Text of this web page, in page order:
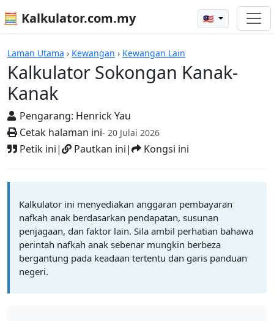
🧮 Kalkulator.com.my 🇲🇾
Laman Utama › Kewangan › Kewangan Lain
Kalkulator Sokongan Kanak-
Kanak
Pengarang: Henrick Yau
Cetak halaman ini- 20 Julai 2026
Petik ini| Pautkan ini| Kongsi ini
Kalkulator
Kalkulator ini menyediakan anggaran pembayaran
nafkah anak berdasarkan pendapatan, susunan
penjagaan, dan faktor lain. Sila ambil perhatian bahawa
perintah nafkah anak sebenar mungkin berbeza
bergantung pada keadaan tertentu dan garis panduan
negeri.